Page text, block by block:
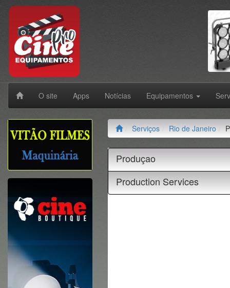
O site Apps Notícias Equipamentos
Serviços Rio de Janeiro
Produçao
Production Services